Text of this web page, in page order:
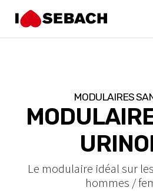
MODULAIRES
Le modulaire idéal sur
hommes /